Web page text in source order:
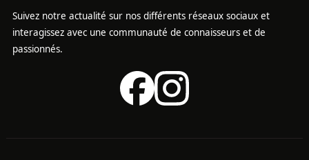
Suivez notre actualité sur nos différents réseaux sociaux et
interagissez avec une communauté de connaisseurs et de
passionnés.